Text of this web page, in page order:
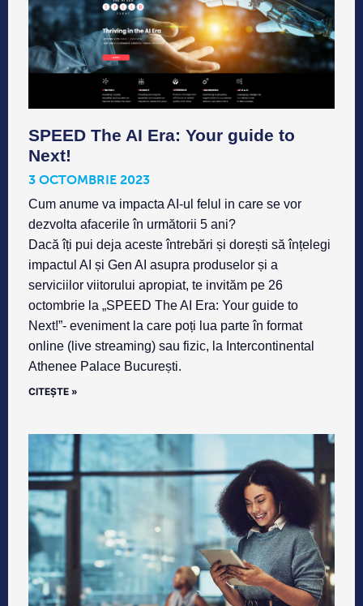
SPEED The AI Era: Your guide to
Next!
3 OCTOMBRIE 2023
Cum anume va impacta AI-ul felul in care se vor
dezvolta afacerile în următorii 5 ani?
Dacă îți pui deja aceste întrebări și dorești să înțelegi
impactul AI și Gen AI asupra produselor și a
serviciilor viitorului apropiat, te invităm pe 26
octombrie la „SPEED The AI Era: Your guide to
Next!”- eveniment la care poți lua parte în format
online (live streaming) sau fizic, la Intercontinental
Athenee Palace București.
CITEȘTE »